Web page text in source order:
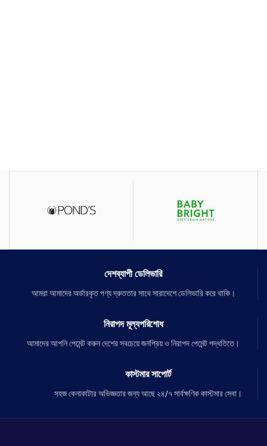
দেশব্যাপী ডেলিভারি
আমরা আমাদের অর্ডারকৃত পণ্য দ্রুততার সাথে সারাদেশে ডেলিভারি করে থাকি।
নিরাপদ মূল্যপরিশোধ
আমাদের আপনি পেমেন্ট করুন দেশের সবচেয়ে জনপ্রিয় ও নিরাপদ পেমেন্ট পদ্ধতিতে।
কাস্টমার সাপোর্ট
সহজ কেনাকাটার অভিজ্ঞতার জন্য আছে ২৪/৭ সার্বক্ষণিক কাস্টমার সেবা।